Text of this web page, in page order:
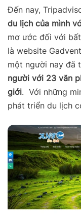
Đến nay,
du lịch của mình
mơ ước đối với
là website
một người nay đã
người với 23 văn
giới. Với những
phát triển du lịch